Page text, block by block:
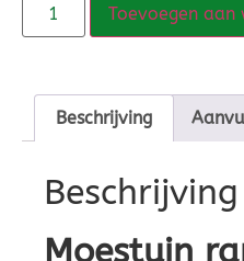
Toevoegen aan
Beschrijving
Beschrijving
Moestuin